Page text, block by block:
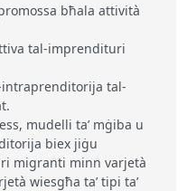
bħala attività
tal-imprendituri
tal-
mudelli ta’ mġiba u
biex jiġu
migranti minn varjetà
wiesgħa ta’ tipi ta’